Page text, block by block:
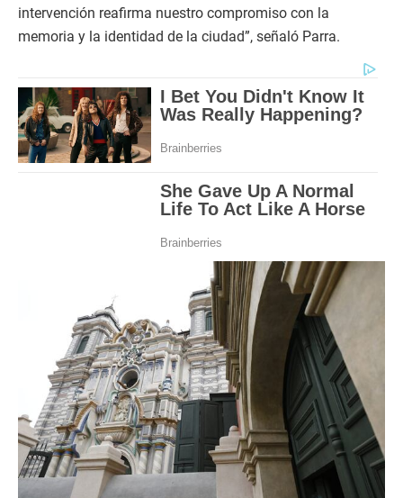
intervención reafirma nuestro compromiso con la
memoria y la identidad de la ciudad”, señaló Parra.